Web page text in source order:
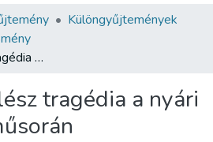
Különgyűjtemények
Két Szophoklész tragédia a nyári Körszínház műsorán
tragédia a nyári